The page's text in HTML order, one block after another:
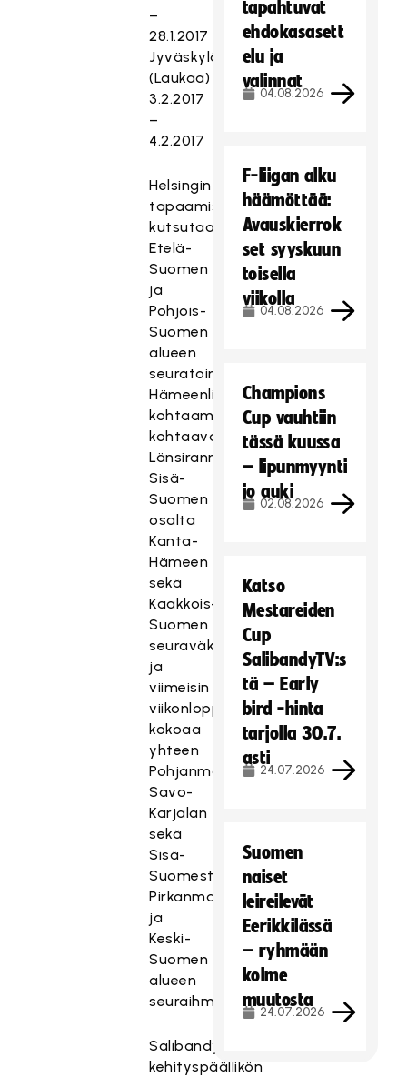
–
28.1.2017
Jyväskylä
(Laukaa)
3.2.2017
–
4.2.2017
Helsingin-
tapaamiseen
kutsutaan
Etelä-
Suomen
ja
Pohjois-
Suomen
alueen
seuratoimijat.
Hämeenlinnan
kohtaamisessa
kohtaavat
Länsirannikon,
Sisä-
Suomen
osalta
Kanta-
Hämeen
sekä
Kaakkois-
Suomen
seuraväki
ja
viimeisin
viikonloppu
kokoaa
yhteen
Pohjanmaan,
Savo-
Karjalan
sekä
Sisä-
Suomesta
Pirkanmaan
ja
Keski-
Suomen
alueen
seuraihmiset.
Salibandyliiton
kehityspäällikön
tapahtuvat
ehdokasasett
elu ja
valinnat
04.08.2026
F-liigan alku
häämöttää:
Avauskierrok
set syyskuun
toisella
viikolla
04.08.2026
Champions
Cup vauhtiin
tässä kuussa
– lipunmyynti
jo auki
02.08.2026
Katso
Mestareiden
Cup
SalibandyTV:s
tä – Early
bird -hinta
tarjolla 30.7.
asti
24.07.2026
Suomen
naiset
leireilevät
Eerikkilässä
– ryhmään
kolme
muutosta
24.07.2026